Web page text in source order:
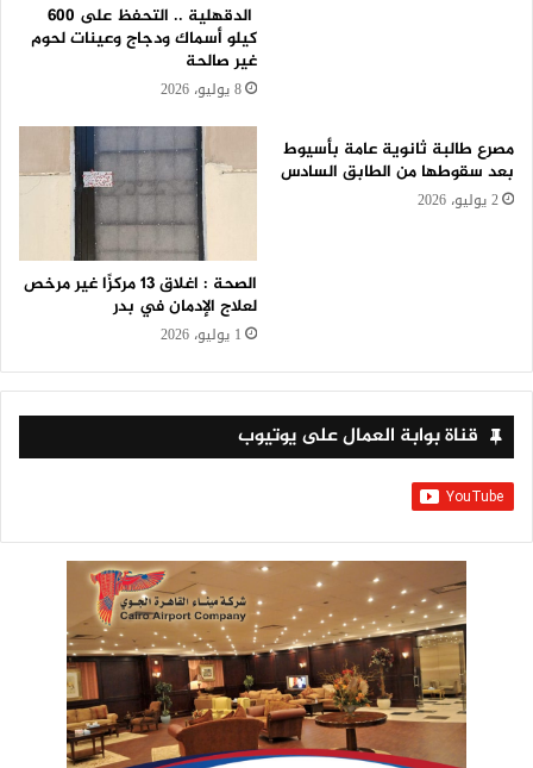
الدقهلية .. التحفظ على 600
كيلو أسماك ودجاج وعينات لحوم
غير صالحة
8 يوليو، 2026
مصرع طالبة ثانوية عامة بأسيوط
بعد سقوطها من الطابق السادس
2 يوليو، 2026
الصحة : اغلاق 13 مركزًا غير مرخص
لعلاج الإدمان في بدر
1 يوليو، 2026
قناة بوابة العمال على يوتيوب